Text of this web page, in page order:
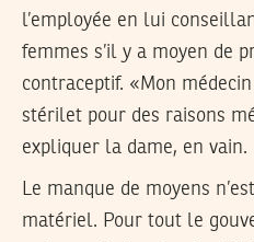
l’employée en lui
femmes s’il y a moyen de
contraceptif. «Mon
stérilet pour des raisons
expliquer la dame, en vain.
Le manque de moyens
matériel. Pour tout le